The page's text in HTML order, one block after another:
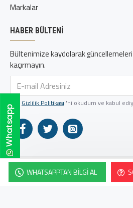
WHATSAPPTAN BILGI AL
Markalar
HABER BÜLTENI
Bültenimize kaydolarak
kaçırmayın.
Gizlilik Politikası 'ni okudum ve kabul
KobiDirekt Uzra